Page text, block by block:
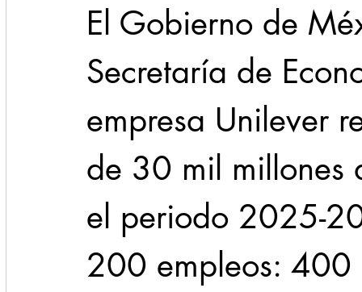
El Gobierno de
Secretaría de
empresa Unilever
de 30 mil millones
el periodo 2025-
200 empleos: